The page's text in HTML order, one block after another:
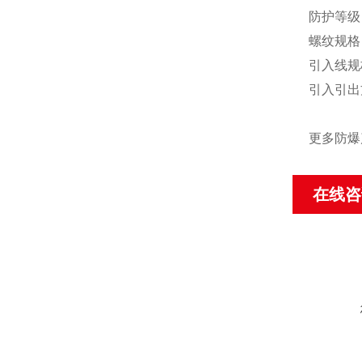
防护等
螺纹规
引入线
引入引
更多防
在线